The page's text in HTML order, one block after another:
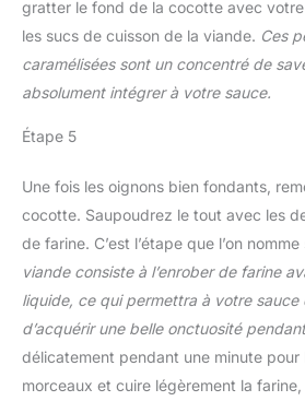
gratter le fond de la cocotte avec
les sucs de cuisson de la viande. Ces
caramélisées sont un concentré de
absolument intégrer à votre sauce.
Étape 5
Une fois les oignons bien fondants,
cocotte. Saupoudrez le tout avec les
de farine. C’est l’étape que l’on nomme
viande consiste à l’enrober de farine
liquide, ce qui permettra à votre sauce
d’acquérir une belle onctuosité
délicatement pendant une minute pour
morceaux et cuire légèrement la